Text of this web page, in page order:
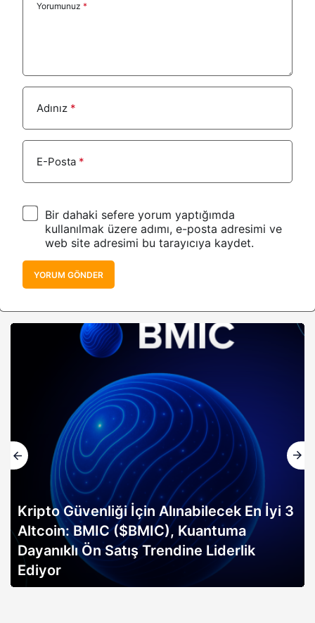
Yorumunuz *
Adınız *
E-Posta *
Bir dahaki sefere yorum yaptığımda
kullanılmak üzere adımı, e-posta adresimi ve
web site adresimi bu tarayıcıya kaydet.
YORUM GÖNDER
Altın rallisi, 2026 Bitcoin boğa koşusunun
erken sinyali mi? Bitwise analisti
açıklıyor…